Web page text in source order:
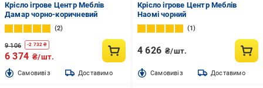
Крісло ігрове Центр Меблів
Дамар чорно-коричневий
2
9 106 -2 732 ₴
6 374 ₴/шт.
Cамовивіз Доставимо
Крісло ігрове Центр Меблів
Наомі чорний
1
4 626 ₴/шт.
Cамовивіз Доставимо